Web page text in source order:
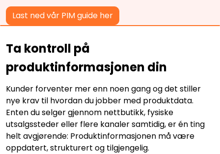
Last ned vår PIM guide her
Ta kontroll på
produktinformasjonen din
Kunder forventer mer enn noen gang og det stiller
nye krav til hvordan du jobber med produktdata.
Enten du selger gjennom nettbutikk, fysiske
utsalgssteder eller flere kanaler samtidig, er én ting
helt avgjørende: Produktinformasjonen må være
oppdatert, strukturert og tilgjengelig.